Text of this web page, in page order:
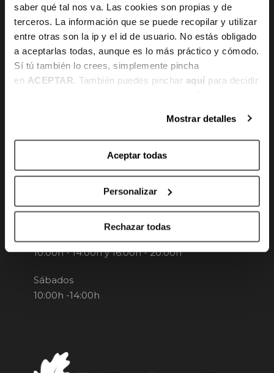
saber qué tal nos va. Las cookies son propias y de
terceros. La información que se puede recopilar y utilizar
entre otras son la ip y el id de usuario. No estás obligado
a aceptarlas todas, aunque es lo más práctico y cómodo.
Sí tú también lo crees, simplemente pincha
en ACEPTAR . También puedes pinchar aquí para decidir
Mostrar detalles
Aceptar todas
Personalizar
Rechazar todas
(+34) 944 70 06 78
Canal de denuncias
HORARIO
Te atendemos
10:00h - 14:00h y 16:00h - 20:00h
Sábados
10:00h -14:00h